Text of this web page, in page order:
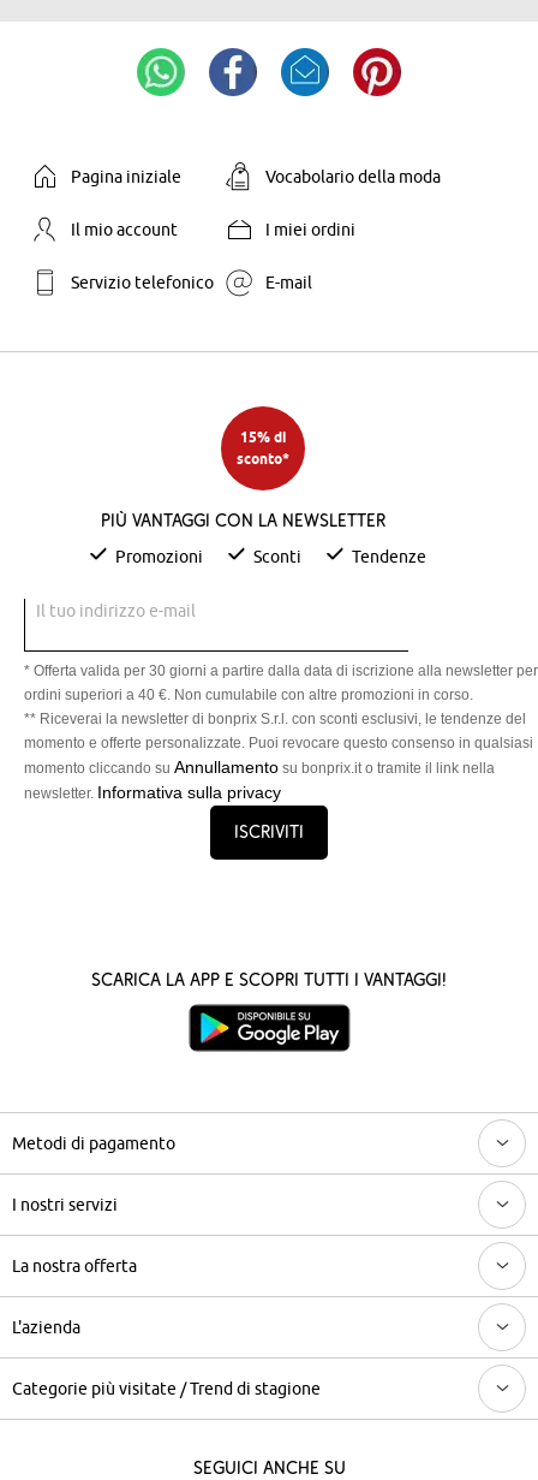
Pagina iniziale Vocabolario della moda
Il mio account I miei ordini
Servizio telefonico E-mail
15% di
sconto*
Più vantaggi con la newsletter
Promozioni Sconti Tendenze
Il tuo indirizzo e-mail
* Offerta valida per 30 giorni a partire dalla data di iscrizione alla newsletter per
ordini superiori a 40 €. Non cumulabile con altre promozioni in corso.
** Riceverai la newsletter di bonprix S.r.l. con sconti esclusivi, le tendenze del
momento e offerte personalizzate. Puoi revocare questo consenso in qualsiasi
momento cliccando su Annullamento su bonprix.it o tramite il link nella
newsletter. Informativa sulla privacy
Iscriviti
Scarica la App e scopri tutti i vantaggi!
Metodi di pagamento
I nostri servizi
La nostra offerta
L'azienda
Categorie più visitate / Trend di stagione
Seguici anche su